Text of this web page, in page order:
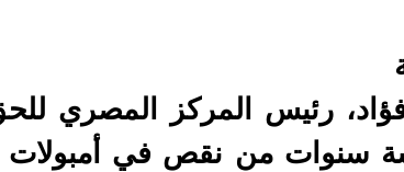
رئيس المركز المصري
سنوات من نقص في أمبولات